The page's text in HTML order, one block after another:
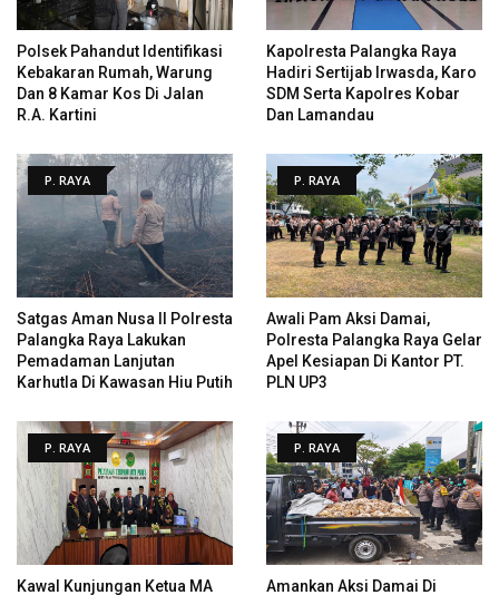
Polsek Pahandut Identifikasi
Kebakaran Rumah, Warung
Dan 8 Kamar Kos Di Jalan
R.A. Kartini
Kapolresta Palangka Raya
Hadiri Sertijab Irwasda, Karo
SDM Serta Kapolres Kobar
Dan Lamandau
P. RAYA
Satgas Aman Nusa II Polresta
Palangka Raya Lakukan
Pemadaman Lanjutan
Karhutla Di Kawasan Hiu Putih
P. RAYA
Awali Pam Aksi Damai,
Polresta Palangka Raya Gelar
Apel Kesiapan Di Kantor PT.
PLN UP3
P. RAYA
Kawal Kunjungan Ketua MA
P. RAYA
Amankan Aksi Damai Di